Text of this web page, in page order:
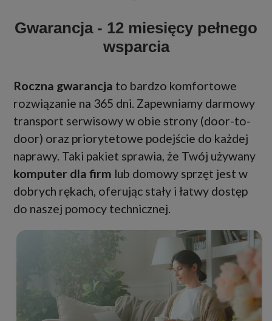
Gwarancja - 12 miesięcy pełnego
wsparcia
Roczna gwarancja to bardzo komfortowe
rozwiązanie na 365 dni. Zapewniamy darmowy
transport serwisowy w obie strony (door-to-
door) oraz priorytetowe podejście do każdej
naprawy. Taki pakiet sprawia, że Twój używany
komputer dla firm lub domowy sprzęt jest w
dobrych rękach, oferując stały i łatwy dostęp
do naszej pomocy technicznej.